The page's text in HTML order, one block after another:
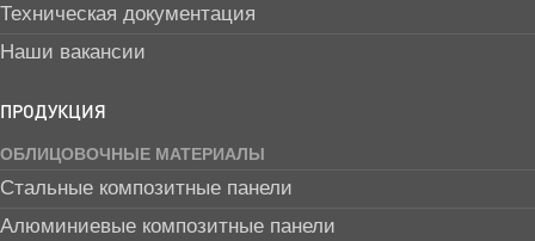
Техническая документация
Наши вакансии
ПРОДУКЦИЯ
ОБЛИЦОВОЧНЫЕ МАТЕРИАЛЫ
Стальные композитные панели
Алюминиевые композитные панели